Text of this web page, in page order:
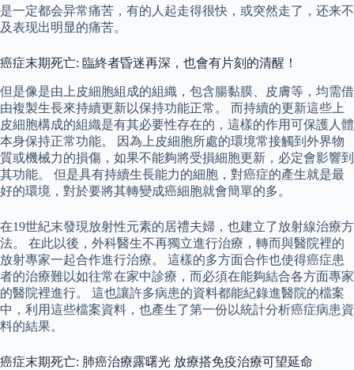
是一定都会异常痛苦，有的人起走得很快，或突然走了，还来不
及表现出明显的痛苦。
癌症末期死亡: 臨終者昏迷再深，也會有片刻的清醒！
但是像是由上皮細胞組成的組織，包含腸黏膜、皮膚等，均需借
由複製生長來持續更新以保持功能正常。 而持續的更新這些上
皮細胞構成的組織是有其必要性存在的，這樣的作用可保護人體
本身保持正常功能。 因為上皮細胞所處的環境常接觸到外界物
質或機械力的損傷，如果不能夠將受損細胞更新，必定會影響到
其功能。 但是具有持續生長能力的細胞，對癌症的產生就是最
好的環境，對於要將其轉變成癌細胞就會簡單的多。
在19世紀末發現放射性元素的居禮夫婦，也建立了放射線治療方
法。 在此以後，外科醫生不再獨立進行治療，轉而與醫院裡的
放射專家一起合作進行治療。 這樣的多方面合作也使得癌症患
者的治療難以如往常在家中診療，而必須在能夠結合各方面專家
的醫院裡進行。 這也讓許多病患的資料都能紀錄進醫院的檔案
中，利用這些檔案資料，也產生了第一份以統計分析癌症病患資
料的結果。
癌症末期死亡: 肺癌治療露曙光 放療搭免疫治療可望延命